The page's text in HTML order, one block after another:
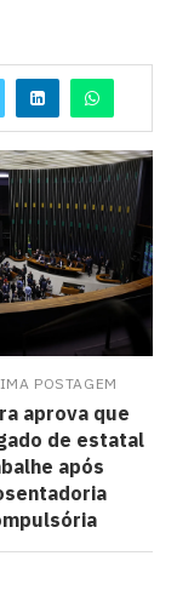
POSTAGEM
aprova que
de estatal
após